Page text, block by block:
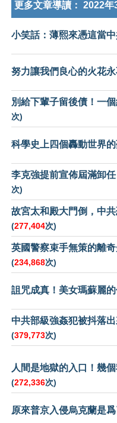
更多文章導讀： 2022年
小笑話：薄熙來憑這當
努力讓我們良心的火花
別給下輩子留後債！一
次)
科學史上四個轟動世界
李克強提前宣佈屆滿卸
次)
故宮太和殿大門倒，中
(277,404次)
英國警察束手無策的離
(234,868次)
詛咒成真！美女瑪蘇麗
中共部級強姦犯被抖落
(379,773次)
人間是地獄的入口！幾
(272,336次)
原來普京入侵烏克蘭是